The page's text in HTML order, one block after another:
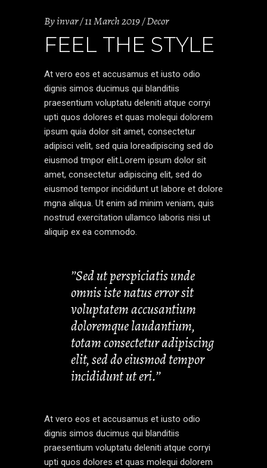
Byinvar 11 March 2019 Decor
FEEL THE STYLE
At vero eos et accusamus et iusto odio
dignis simos ducimus qui blanditiis
praesentium voluptatu deleniti atque corryi
upti quos dolores et quas molequi dolorem
ipsum quia dolor sit amet, consectetur
adipisci velit, sed quia loreadipiscing sed do
eiusmod tmpor elit.Lorem ipsum dolor sit
amet, consectetur adipiscing elit, sed do
eiusmod tempor incididunt ut labore et dolore
mgna aliqua. Ut enim ad minim veniam, quis
nostrud exercitation ullamco laboris nisi ut
aliquip ex ea commodo.
’’Sed ut perspiciatis unde
omnis iste natus error sit
voluptatem accusantium
doloremque laudantium,
totam consectetur adipiscing
elit, sed do eiusmod tempor
incididunt ut eri.’’
At vero eos et accusamus et iusto odio
dignis simos ducimus qui blanditiis
praesentium voluptatu deleniti atque corryi
upti quos dolores et quas molequi dolorem